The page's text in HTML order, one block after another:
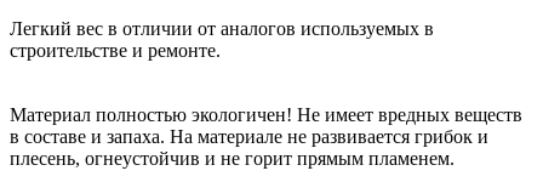
Легкий вес в отличии от аналогов используемых в
строительстве и ремонте.
Материал полностью экологичен! Не имеет вредных веществ
в составе и запаха. На материале не развивается грибок и
плесень, огнеустойчив и не горит прямым пламенем.